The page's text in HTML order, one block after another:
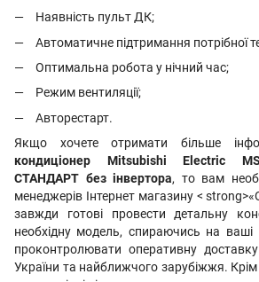
Наявність пульт ДК;
Автоматичне підтримання потрібної
Оптимальна робота у нічний час;
Режим вентиляції;
Авторестарт.
Якщо хочете отримати більше
кондиціонер Mitsubishi Electric MS-
СТАНДАРТ без інвертора, то вам
менеджерів Інтернет магазину <
завжди готові провести детальну
необхідну модель, спираючись на
проконтролювати оперативну
України та найближчого зарубіжжя.